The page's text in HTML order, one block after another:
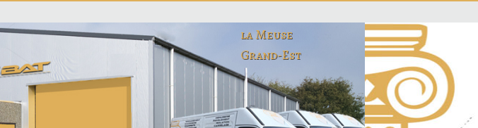
la Meuse
Grand-Est